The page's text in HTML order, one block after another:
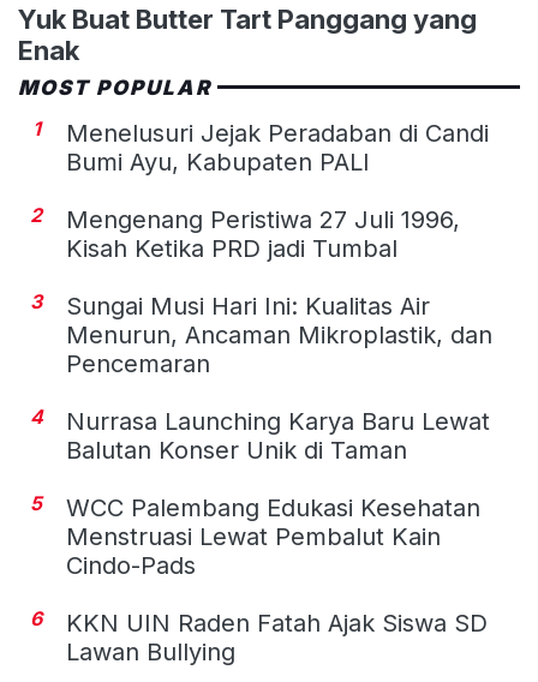
Yuk Buat Butter Tart Panggang yang
Enak
MOST POPULAR
1
Menelusuri Jejak Peradaban di Candi
Bumi Ayu, Kabupaten PALI
2
Mengenang Peristiwa 27 Juli 1996,
Kisah Ketika PRD jadi Tumbal
3
Sungai Musi Hari Ini: Kualitas Air
Menurun, Ancaman Mikroplastik, dan
Pencemaran
4
Nurrasa Launching Karya Baru Lewat
Balutan Konser Unik di Taman
5
WCC Palembang Edukasi Kesehatan
Menstruasi Lewat Pembalut Kain
Cindo-Pads
6
KKN UIN Raden Fatah Ajak Siswa SD
Lawan Bullying